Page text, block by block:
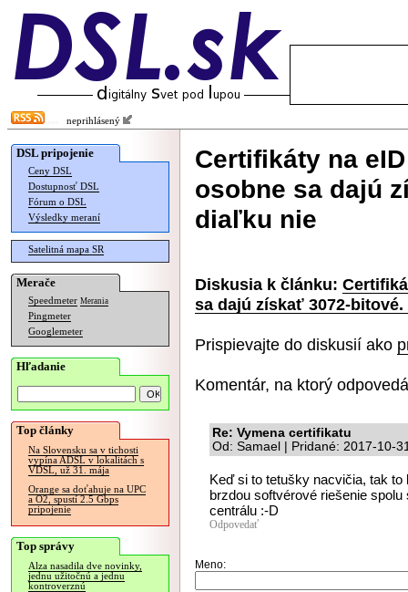
neprihlásený
DSL pripojenie
Ceny DSL
Dostupnosť DSL
Fórum o DSL
Výsledky meraní
Satelitná mapa SR
Merače
Speedmeter Merania
Pingmeter
Googlemeter
Hľadanie
Top články
Na Slovensku sa v tichosti
vypína ADSL v lokalitách s
VDSL, už 31. mája
Orange sa doťahuje na UPC
a O2, spustí 2.5 Gbps
pripojenie
Top správy
Alza nasadila dve novinky,
jednu užitočnú a jednu
kontroverznú
Certifikáty na
osobne sa dajú
diaľku nie
Diskusia k článku:
sa dajú získať 3072-
Prispievajte do diskusií ako
Komentár, na ktorý
Re: Vymena certifikatu
Od: Samael | Pridané: 2017-10-
Keď si to tetušky nacvičia, tak to
brzdou softvérové riešenie
centrálu :-D
Odpovedať
Meno: